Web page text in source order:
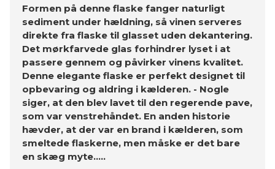
Formen på denne flaske fanger naturligt
sediment under hældning, så vinen serveres
direkte fra flaske til glasset uden dekantering.
Det mørkfarvede glas forhindrer lyset i at
passere gennem og påvirker vinens kvalitet.
Denne elegante flaske er perfekt designet til
opbevaring og aldring i kælderen. - Nogle
siger, at den blev lavet til den regerende pave,
som var venstrehåndet. En anden historie
hævder, at der var en brand i kælderen, som
smeltede flaskerne, men måske er det bare
en skæg myte.....